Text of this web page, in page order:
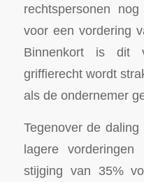
rechtspersonen
voor een vordering
Binnenkort is dit
griffierecht wordt
als de ondernemer
Tegenover de
lagere
stijging van 35%